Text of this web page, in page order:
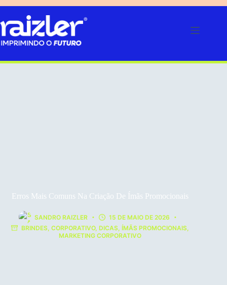
o
conteúdo
Erros Mais Comuns Na Criação De Ímãs Promocionais
SANDRO RAIZLER
15 DE MAIO DE 2026
BRINDES, CORPORATIVO, DICAS, ÍMÃS PROMOCIONAIS,
MARKETING CORPORATIVO